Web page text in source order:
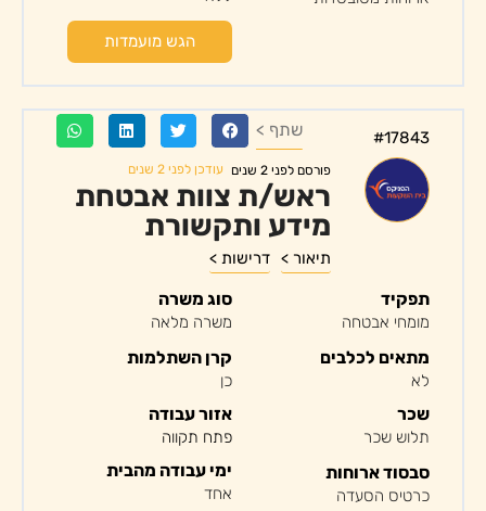
הגש מועמדות
#17843 שתף >
פורסם לפני 2 שנים עודכן לפני 2 שנים
ראש/ת צוות אבטחת
מידע ותקשורת
תיאור > דרישות >
תפקיד
מומחי אבטחה
מתאים לכלבים
לא
סוג משרה
משרה מלאה
קרן השתלמות
כן
שכר
תלוש שכר
סבסוד ארוחות
כרטיס הסעדה
אזור עבודה
פתח תקווה
ימי עבודה מהבית
אחד